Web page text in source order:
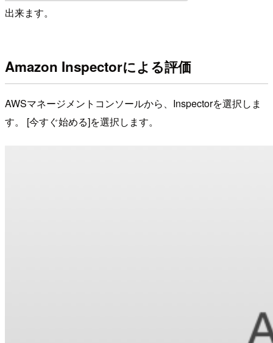
出来ます。
Amazon Inspectorによる評価
AWSマネージメントコンソールから、Inspectorを選択しま
す。 [今すぐ始める]を選択します。